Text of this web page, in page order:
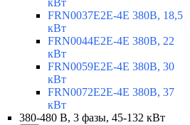
кВт
FRN0037E2E-4E 380В, 18,5
кВт
FRN0044E2E-4E 380В, 22
кВт
FRN0059E2E-4E 380В, 30
кВт
FRN0072E2E-4E 380В, 37
кВт
380-480 В, 3 фазы, 45-132 кВт